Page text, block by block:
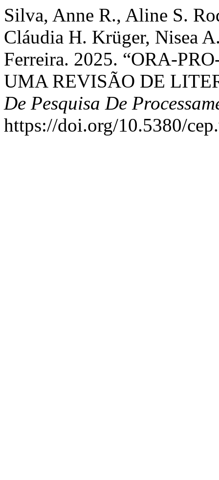
Silva, Anne R., Aline S.
Cláudia H. Krüger, Nisea
Ferreira. 2025. “ORA-
UMA REVISÃO DE
De Pesquisa De
https://doi.org/10.5380/